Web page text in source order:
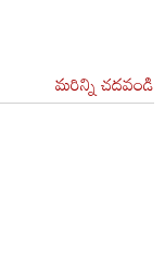
మరిన్ని చదవండి